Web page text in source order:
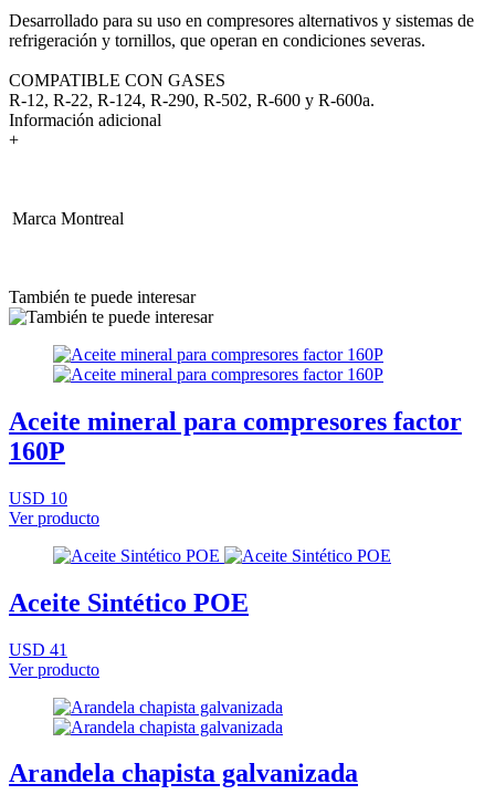
Desarrollado para su uso en compresores alternativos y sistemas de
refrigeración y tornillos, que operan en condiciones severas.
COMPATIBLE CON GASES
R-12, R-22, R-124, R-290, R-502, R-600 y R-600a.
Información adicional
+
Marca Montreal
También te puede interesar
Aceite mineral para compresores factor
160P
USD 10
Ver producto
Aceite Sintético POE
USD 41
Ver producto
Arandela chapista galvanizada